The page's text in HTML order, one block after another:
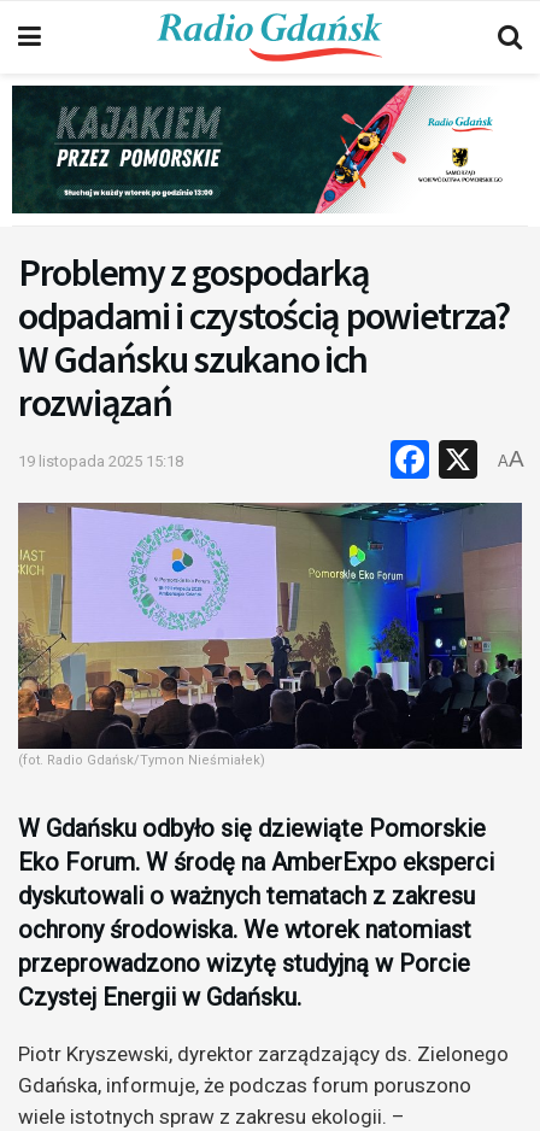
Problemy z gospodarką
odpadami i czystością powietrza?
W Gdańsku szukano ich
rozwiązań
19 listopada 2025 15:18 X
AA
(fot. Radio Gdańsk/Tymon Nieśmiałek)
W Gdańsku odbyło się dziewiąte Pomorskie
Eko Forum. W środę na AmberExpo eksperci
dyskutowali o ważnych tematach z zakresu
ochrony środowiska. We wtorek natomiast
przeprowadzono wizytę studyjną w Porcie
Czystej Energii w Gdańsku.
Piotr Kryszewski, dyrektor zarządzający ds. Zielonego
Gdańska, informuje, że podczas forum poruszono
wiele istotnych spraw z zakresu ekologii. –